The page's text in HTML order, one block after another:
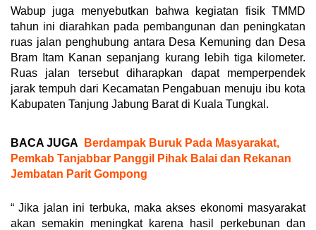
Wabup juga menyebutkan bahwa kegiatan fisik TMMD
tahun ini diarahkan pada pembangunan dan peningkatan
ruas jalan penghubung antara Desa Kemuning dan Desa
Bram Itam Kanan sepanjang kurang lebih tiga kilometer.
Ruas jalan tersebut diharapkan dapat memperpendek
jarak tempuh dari Kecamatan Pengabuan menuju ibu kota
Kabupaten Tanjung Jabung Barat di Kuala Tungkal.
BACA JUGA
Berdampak Buruk Pada Masyarakat,
Pemkab Tanjabbar Panggil Pihak Balai dan Rekanan
Jembatan Parit Gompong
“ Jika jalan ini terbuka, maka akses ekonomi masyarakat
akan semakin meningkat karena hasil perkebunan dan